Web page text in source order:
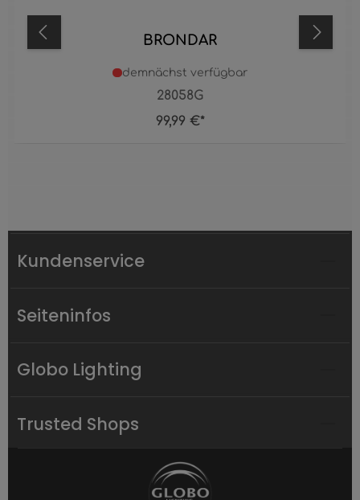
BRONDAR
28058G
demnächst verfügbar
99,99 €*
Kundenservice
Seiteninfos
Globo Lighting
Trusted Shops